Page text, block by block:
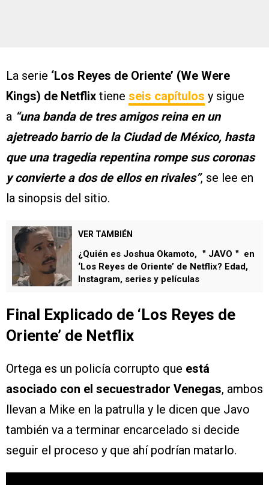
La serie ‘Los Reyes de Oriente’ (We Were
Kings) de Netflix tiene seis capítulos y sigue
a “una banda de tres amigos reina en un
ajetreado barrio de la Ciudad de México, hasta
que una tragedia repentina rompe sus coronas
y convierte a dos de ellos en rivales”, se lee en
la sinopsis del sitio.
VER TAMBIÉN
¿Quién es Joshua Okamoto, ＂JAVO＂ en
‘Los Reyes de Oriente’ de Netflix? Edad,
Instagram, series y películas
Final Explicado de ‘Los Reyes de
Oriente’ de Netflix
Ortega es un policía corrupto que está
asociado con el secuestrador Venegas, ambos
llevan a Mike en la patrulla y le dicen que Javo
también va a terminar encarcelado si decide
seguir el proceso y que ahí podrían matarlo.